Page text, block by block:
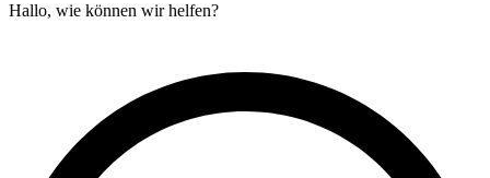
Hallo, wie können wir helfen?